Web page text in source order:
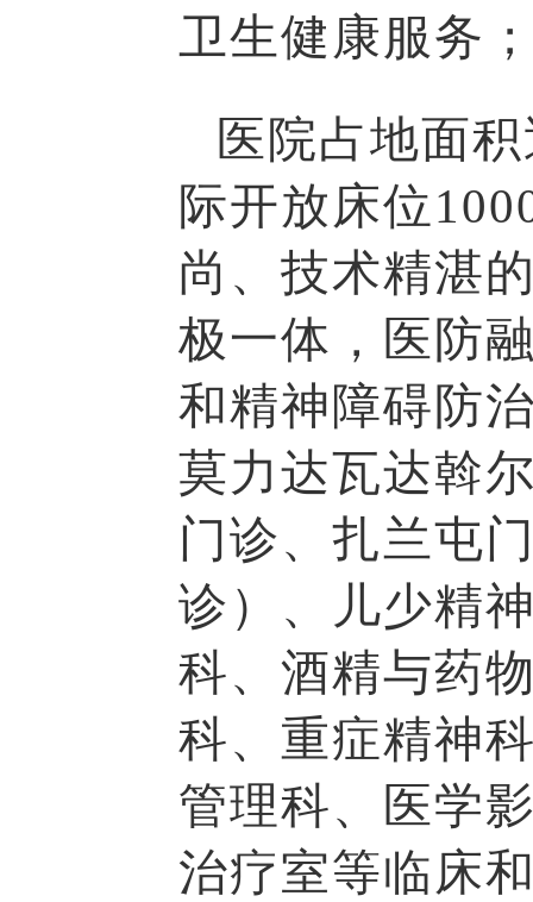
卫生健康服务
医院占地面
际开放床位
尚、技术精湛
极一体，医防
和精神障碍防
莫力达瓦达斡
门诊、扎兰屯
诊）、儿少精
科、酒精与药
科、重症精神
管理科、医学
治疗室等临床